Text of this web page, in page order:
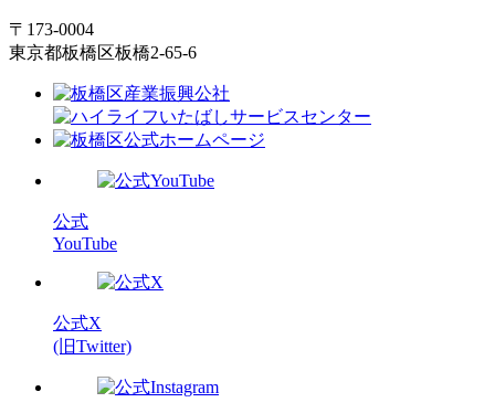
〒173-0004
東京都板橋区板橋2-65-6
公式
YouTube
公式X
(旧Twitter)